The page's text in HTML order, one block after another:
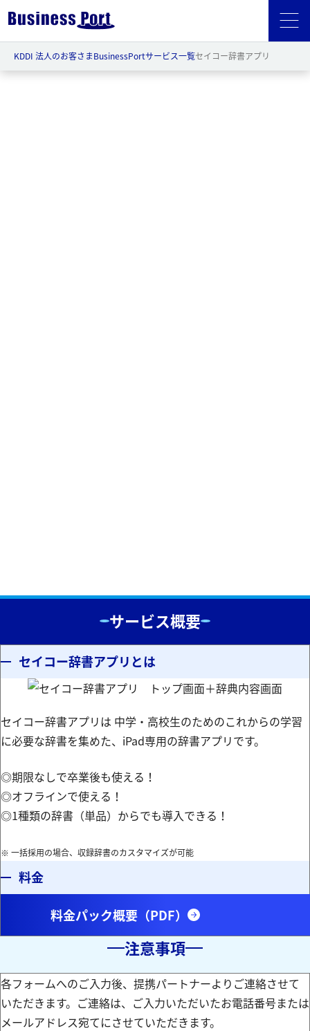
KDDI 法人のお客さまBusinessPortサービス一覧セイコー辞書アプリ
サービス概要
セイコー辞書アプリとは
セイコー辞書アプリは 中学・高校生のためのこれからの学習
に必要な辞書を集めた、iPad専用の辞書アプリです。
◎期限なしで卒業後も使える！
◎オフラインで使える！
◎1種類の辞書（単品）からでも導入できる！
※ 一括採用の場合、収録辞書のカスタマイズが可能
料金
料金パック概要（PDF）
注意事項
各フォームへのご入力後、提携パートナーよりご連絡させて
いただきます。ご連絡は、ご入力いただいたお電話番号または
メールアドレス宛てにさせていただきます。